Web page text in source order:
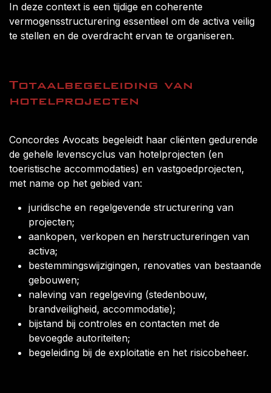
In deze context is een tijdige en coherente
vermogensstructurering essentieel om de activa veilig
te stellen en de overdracht ervan te organiseren.
Totaalbegeleiding van
hotelprojecten
Concordes Avocats begeleidt haar cliënten gedurende
de gehele levenscyclus van hotelprojecten (en
toeristische accommodaties) en vastgoedprojecten,
met name op het gebied van:
juridische en regelgevende structurering van
projecten;
aankopen, verkopen en herstructureringen van
activa;
bestemmingswijzigingen, renovaties van bestaande
gebouwen;
naleving van regelgeving (stedenbouw,
brandveiligheid, accommodatie);
bijstand bij controles en contacten met de
bevoegde autoriteiten;
begeleiding bij de exploitatie en het risicobeheer.